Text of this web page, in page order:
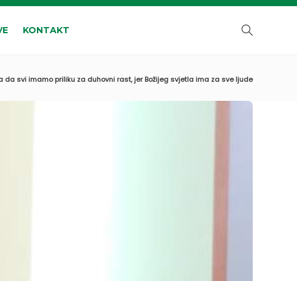
KONTAKT
da svi imamo priliku za duhovni rast, jer Božijeg svjetla ima za sve ljude